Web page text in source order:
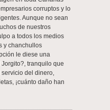
corruptos y lo
Aunque no sean
de nuestros
a todos los medios
y chanchullos
le diese una
Jorgito?, tranquilo que
del dinero,
¡cuánto daño han